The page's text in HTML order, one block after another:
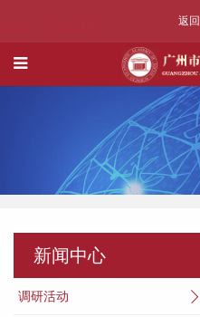
返
新闻中心
调研活动